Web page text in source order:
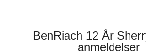
BenRiach 12 År
anmeldelser